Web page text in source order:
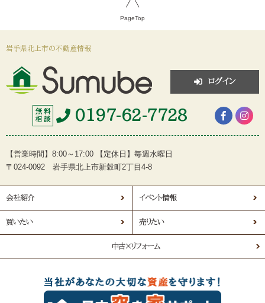
PageTop
岩手県北上市の不動産情報
ログイン
無 料
相 談
0197-62-7728
【営業時間】8:00～17:00 【定休日】毎週水曜日
〒024-0092 岩手県北上市新穀町2丁目4-8
会社紹介 イベント情報
買いたい 売りたい
中古×リフォーム